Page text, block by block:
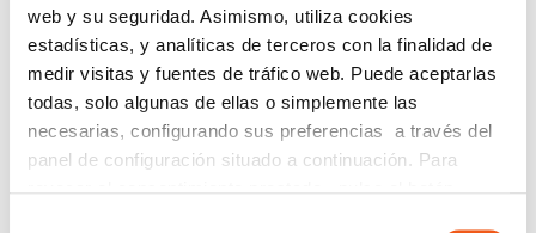
web y su seguridad. Asimismo, utiliza cookies
estadísticas, y analíticas de terceros con la finalidad de
medir visitas y fuentes de tráfico web. Puede aceptarlas
todas, solo algunas de ellas o simplemente las
necesarias, configurando sus preferencias a través del
panel de configuración situado a continuación. Para
Regístrate para estar al día enProtección de Datos ,
Ciberseguridad,Planes de Igualdad ,Prevención del
Acoso
Canal de Denuncias eCommerce ,Prevención de
Blanqueo de Capitales y Registro Retributivo
, entre otras
normativas que pueden afectar a tu empresa o entidad.